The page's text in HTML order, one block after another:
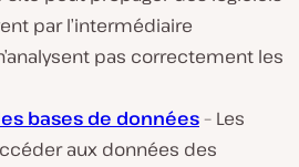
par l’intermédiaire
pas correctement les
bases de données– Les
aux données des